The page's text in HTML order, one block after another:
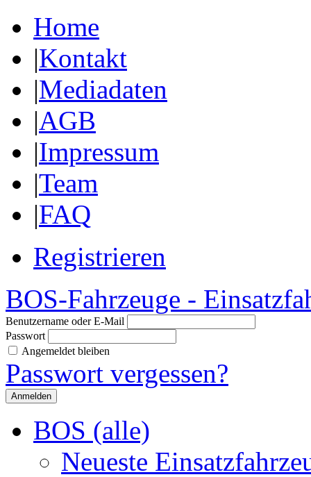
Home
|Kontakt
|Mediadaten
|AGB
|Impressum
|Team
|FAQ
Registrieren
BOS-Fahrzeuge -
Benutzername oder E-Mail
Passwort
Angemeldet bleiben
Passwort vergessen?
BOS (alle)
Neueste